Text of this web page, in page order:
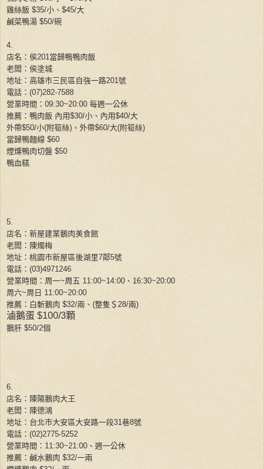
雞絲飯 $35/小、 $45/大
鹹菜鴨湯 $50/碗
4.
店名：侯201 當歸鴨鴨肉飯
老闆：侯塗城
地址：高雄市三民區自強一路201 號
電話： (07)282-7588
營業時間： 09:30~20:00 每週一公休
推薦：鴨肉飯 內用$30/小、內用$40/大
外帶$50/小(附筍絲) 、外帶$60/大(附筍絲)
當歸鴨麵線 $60
煙燻鴨肉切盤 $50
鴨血糕
5.
店名：新屋建業鵝肉美食館
老闆：陳燭梅
地址：桃園市新屋區後湖里7鄰5號
電話： (03)4971246
營業時間：周一~周五 11:00~14:00 、 16:30~20:00
周六~周日 11:00~20:00
推薦：白斬鵝肉 $32/兩、 (整隻＄ 28/兩)
滷鵝蛋 $100/3顆
鵝肝 $50/2個
6.
店名：陳陽鵝肉大王
老闆：陳德鴻
地址：台北市大安區大安路一段31 巷8號
電話： (02)2775-5252
營業時間： 11:30~21:00 、週一公休
推薦：鹹水鵝肉 $32/一兩